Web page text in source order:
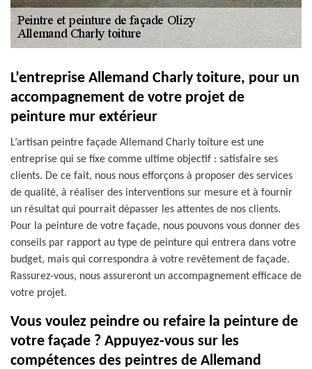
L’entreprise Allemand Charly toiture, pour un
accompagnement de votre projet de
peinture mur extérieur
L’artisan peintre façade Allemand Charly toiture est une
entreprise qui se fixe comme ultime objectif : satisfaire ses
clients. De ce fait, nous nous efforçons à proposer des services
de qualité, à réaliser des interventions sur mesure et à fournir
un résultat qui pourrait dépasser les attentes de nos clients.
Pour la peinture de votre façade, nous pouvons vous donner des
conseils par rapport au type de peinture qui entrera dans votre
budget, mais qui correspondra à votre revêtement de façade.
Rassurez-vous, nous assureront un accompagnement efficace de
votre projet.
Vous voulez peindre ou refaire la peinture de
votre façade ? Appuyez-vous sur les
compétences des peintres de Allemand